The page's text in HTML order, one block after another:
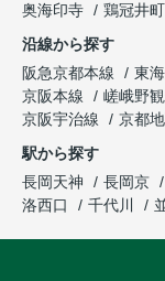
奥海印寺
鶏冠井町
沿線から探す
阪急京都本線
東
京阪本線
嵯峨野
京阪宇治線
京都
駅から探す
長岡天神
長岡京
洛西口
千代川